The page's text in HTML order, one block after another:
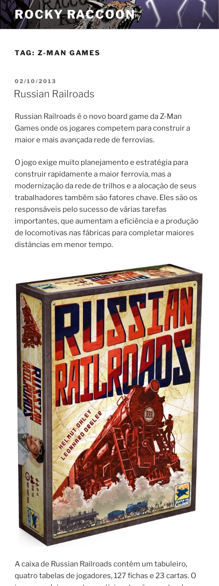
Pular
para
o
ROCKY RACCOON
TAG: Z-MAN GAMES
PUBLICADO
EM
02/10/2013
Russian Railroads
Russian Railroads é o novo board game da Z-Man
Games onde os jogares competem para construir a
maior e mais avançada rede de ferrovias.
O jogo exige muito planejamento e estratégia para
construir rapidamente a maior ferrovia, mas a
modernização da rede de trilhos e a alocação de seus
trabalhadores também são fatores chave. Eles são os
responsáveis pelo sucesso de várias tarefas
importantes, que aumentam a eficiência e a produção
de locomotivas nas fábricas para completar maiores
distâncias em menor tempo.
A caixa de Russian Railroads contém um tabuleiro,
quatro tabelas de jogadores, 127 fichas e 23 cartas. O